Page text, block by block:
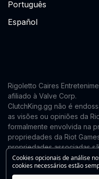
Cookies opcionais de análise
cookies necessários estão
Português
Español
Rigoletto Caires
afiliado à Valve Corp.
ClutchKing.gg não é
as visões ou opiniões da
formalmente envolvida na
propriedades da Riot
propriedades associadas
Riot Games, Inc. Este site
nem afiliado à Riot Games.